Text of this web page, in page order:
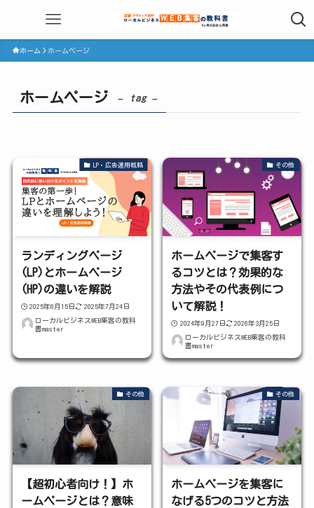
ホーム ホームページ
ホームページ – tag –
LP・広告運用戦略
ランディングページ
(LP)とホームページ
(HP)の違いを解説
2025年6月15日
2025年7月24日
ローカルビジネスWEB集客の教科
書master
その他
ホームページで集客す
るコツとは？効果的な
方法やその代表例につ
いて解説！
2024年9月27日
2026年3月25日
ローカルビジネスWEB集客の教科
書master
その他
【超初心者向け！】ホ
ームページとは？意味
その他
ホームページを集客に
なげる5つのコツと方法